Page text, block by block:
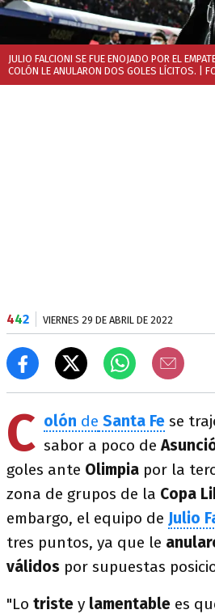
JULIO FALCIONI SE FUE ENOJADO POR EL
COLÓN LE ANULARON DOS GOLES LÍCITOS.
|
442 VIERNES 29 DE ABRIL DE 2022
C olón de Santa Fe se
sabor a poco de
goles ante Olimpia por la
zona de grupos de la Copa
embargo, el equipo de Julio
tres puntos, ya que le
válidos por supuestas
"Lo triste y lamentable es